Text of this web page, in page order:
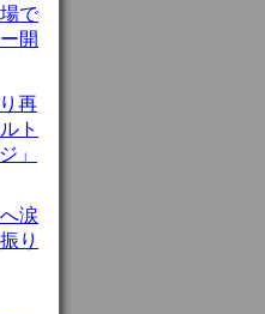
で
開
再
ト
」
涙
り